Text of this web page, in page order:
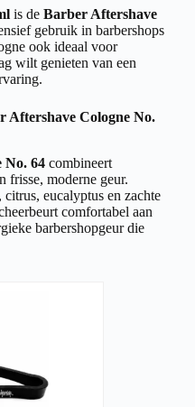
is de Barber Aftershave
gebruik in barbershops
ook ideaal voor
wilt genieten van een
Aftershave Cologne No.
No. 64 combineert
frisse, moderne geur.
eucalyptus en zachte
comfortabel aan
barbershopgeur die